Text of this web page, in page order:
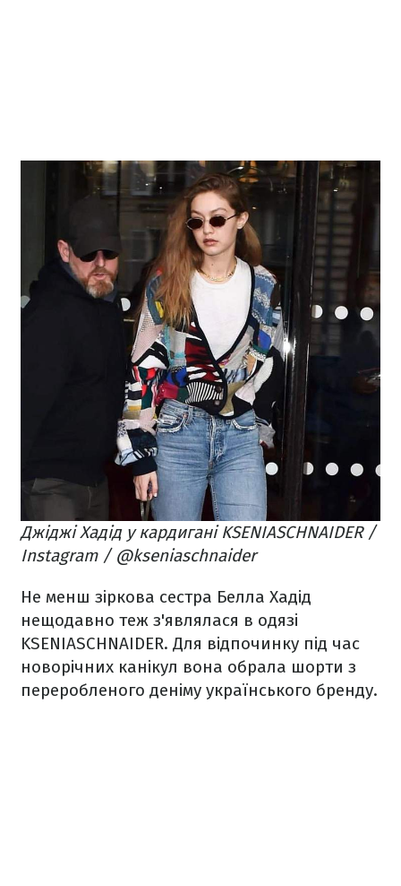
Джіджі Хадід у кардигані KSENIASCHNAIDER /
Instagram / @kseniaschnaider
Не менш зіркова сестра Белла Хадід
нещодавно теж з'являлася в одязі
KSENIASCHNAIDER. Для відпочинку під час
новорічних канікул вона обрала шорти з
переробленого деніму українського бренду.